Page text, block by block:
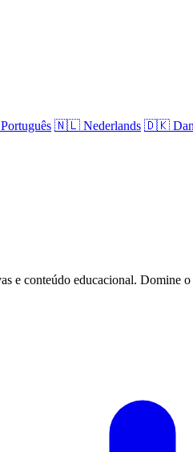
Português 🇳🇱 Nederlands 🇩🇰
e conteúdo educacional. Domine